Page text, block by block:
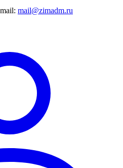
mail@zimadm.ru